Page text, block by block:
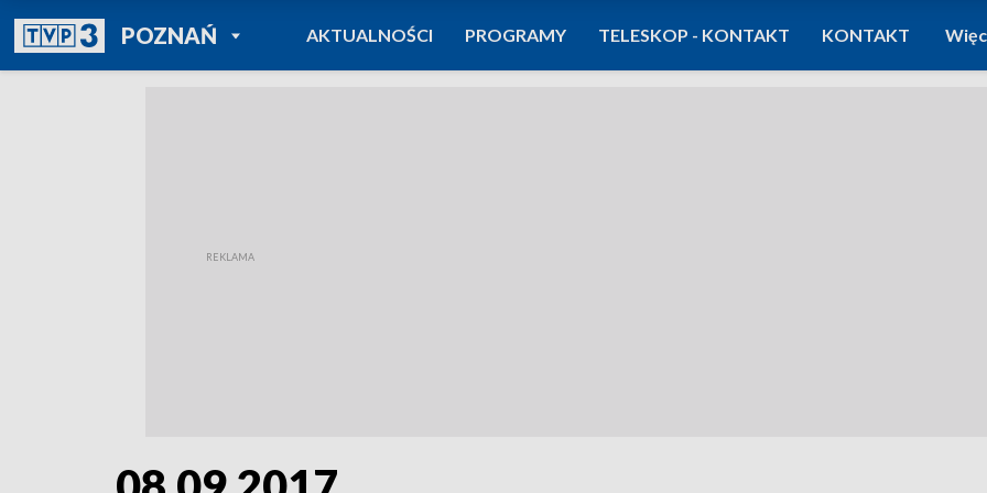
POZNAŃPOWRÓT DO
TVP REGIONY
AKTUALNOŚCI PROGRAMY TELESKOP - KONTAKT KONTAKT